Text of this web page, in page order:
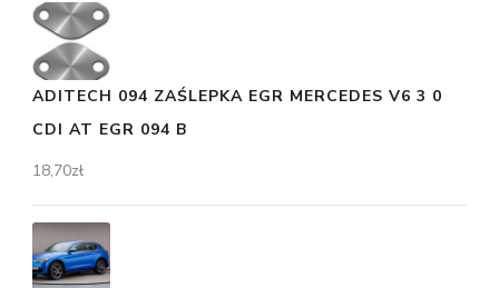
ADITECH 094 ZAŚLEPKA EGR MERCEDES V6 3 0
CDI AT EGR 094 B
18,70zł